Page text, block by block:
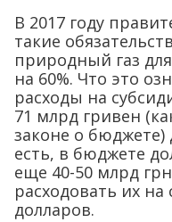
В 2017 году
такие
природный газ
на 60%. Что это
расходы на
71 млрд гривен
законе о бюджете)
есть, в бюджете
еще 40-50 млрд
расходовать их
долларов.